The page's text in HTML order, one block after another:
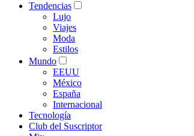
Tendencias
Lujo
Viajes
Moda
Estilos
Mundo
EEUU
México
España
Internacional
Tecnología
Club del Suscriptor